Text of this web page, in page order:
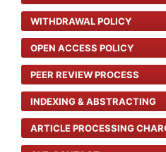
WITHDRAWAL POLICY
OPEN ACCESS POLICY
PEER REVIEW PROCESS
INDEXING & ABSTRACTING
ARTICLE PROCESSING